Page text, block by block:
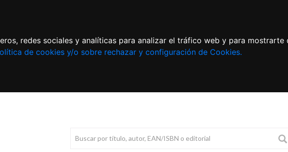
redes sociales y analíticas para analizar el tráfico web y para
de cookies y/o sobre rechazar y configuración de Cookies.